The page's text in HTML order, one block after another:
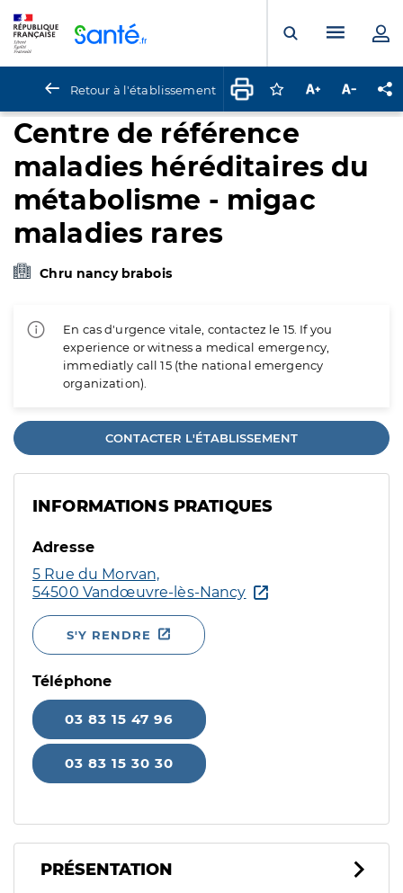
Ouvrir laMenu
Retour à l'établissement Connectez-vous
Augmenter la
Centre de référence
maladies héréditaires du
métabolisme - migac
maladies rares
Chru nancy brabois
En cas d'urgence vitale, contactez le 15. If you
experience or witness a medical emergency,
immediatly call 15 (the national emergency
organization).
CONTACTER L'ÉTABLISSEMENT
INFORMATIONS PRATIQUES
Adresse
5 Rue du Morvan,
54500 Vandœuvre-lès-Nancy
S'Y RENDRE
Téléphone
03 83 15 47 96
03 83 15 30 30
PRÉSENTATION